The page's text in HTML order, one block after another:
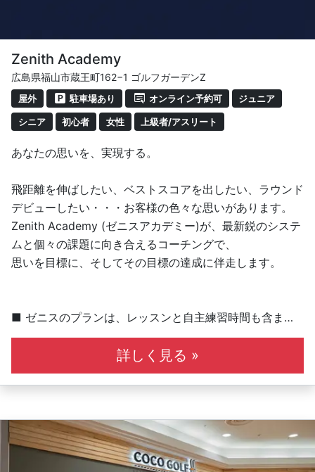
この本質を全ゴルファーに届けることが、
私たちの使命だと思っています。
【アクセス】
姫路駅・姫路南IC・中地IC近辺
今だけ！無料体験受付中！
レッスン：スイング診断付き無料体験レッスン受付中♪
インドアゴルフ：無料体験受付中♪
お気軽にお問い合わせください。
Zenith Academy
広島県福山市蔵王町162−1 ゴルフガーデンZ
屋外 駐車場あり オンライン予約可 ジュニア
シニア 初心者 女性 上級者/アスリート
あなたの思いを、実現する。
飛距離を伸ばしたい、ベストスコアを出したい、ラウンド
デビューしたい・・・お客様の色々な思いがあります。
Zenith Academy (ゼニスアカデミー)が、最新鋭のシステ
ムと個々の課題に向き合えるコーチングで、
思いを目標に、そしてその目標の達成に伴走します。
■ ゼニスのプランは、レッスンと自主練習時間も含まれ
る複合型プラン
■ 自主練習は２階のアカデミー生専用打席で快適！（打
席の利用には事前予約が必要です）
※受講人数に応じて一人あたりレッスン時間は異なりま
す。
■ レッスン予約・練習予約は専用アプリを使用し、コマ
詳しく見る »